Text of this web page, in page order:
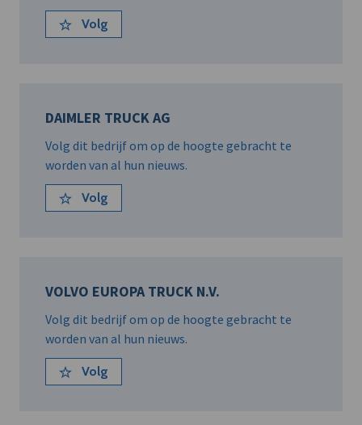
Volg
DAIMLER TRUCK AG
Volg dit bedrijf om op de hoogte gebracht te
worden van al hun nieuws.
Volg
VOLVO EUROPA TRUCK N.V.
Volg dit bedrijf om op de hoogte gebracht te
worden van al hun nieuws.
Volg